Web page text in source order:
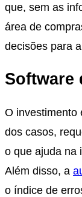
que, sem as
área de
decisões para
Software
O investimento
dos casos,
o que ajuda na
Além disso, a
o índice de